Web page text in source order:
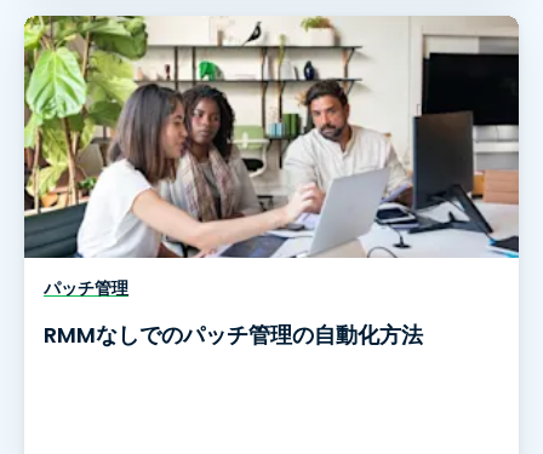
パッチ管理
RMMなしでのパッチ管理の自動化方法